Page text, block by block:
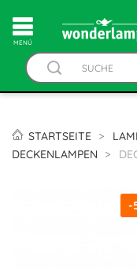
MENÚ
STARTSEITE
DECKENLAMPEN
-